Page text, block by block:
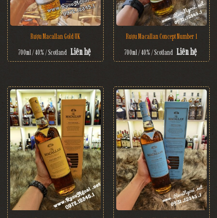
Rượu Macallan Gold UK
700ml / 40% / Scotland Liên hệ
Rượu Macallan Concept Number 1
700ml / 40% / Scotland Liên hệ